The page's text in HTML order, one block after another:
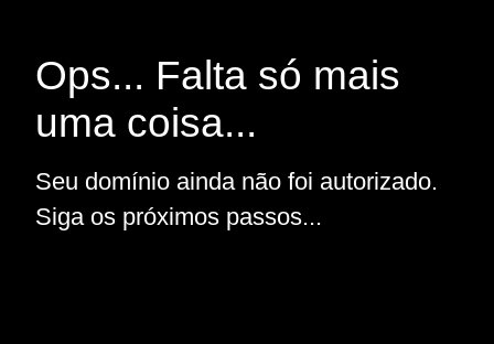
Ops... Falta só mais
uma coisa...
Seu domínio ainda não foi autorizado.
Siga os próximos passos...